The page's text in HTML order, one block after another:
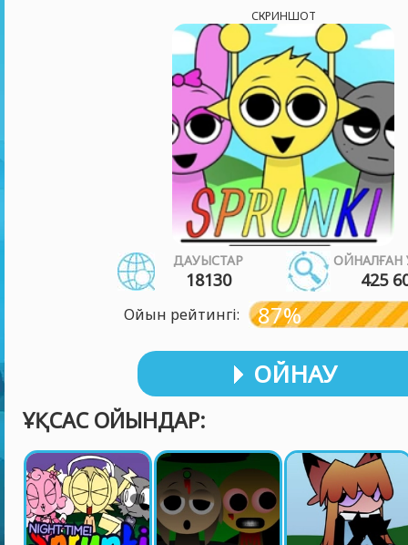
СКРИНШОТ
ДАУЫСТАР
18130
ОЙНАЛҒАН
425
Ойын рейтингі: 87%
ОЙНАУ
ҰҚСАС ОЙЫНДАР: